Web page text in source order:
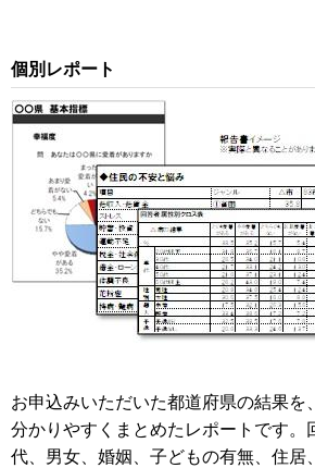
個別レポート
お申込みいただいた都道府県の結果を
分かりやすくまとめたレポートです。
代、男女、婚姻、子どもの有無、住居